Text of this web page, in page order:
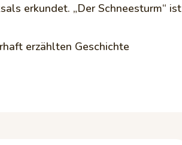
erkundet. „Der Schneesturm“ ist
erzählten Geschichte